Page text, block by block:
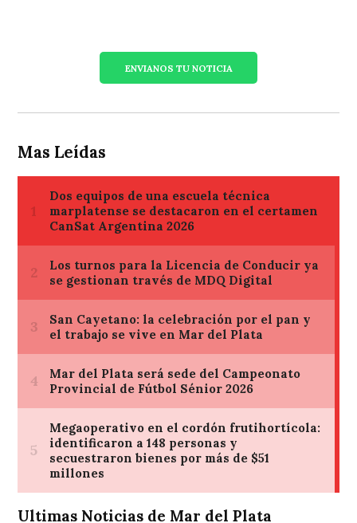
ENVIANOS TU NOTICIA
Mas Leídas
Ultimas Noticias de Mar del Plata